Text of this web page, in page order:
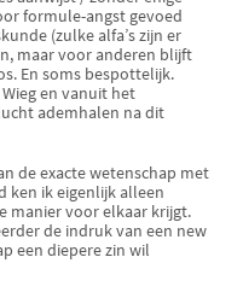
formule-angst gevoed
(zulke alfa’s zijn er
maar voor anderen blijft
En soms bespottelijk.
en vanuit het
ademhalen na dit
de exacte wetenschap met
ken ik eigenlijk alleen
manier voor elkaar krijgt.
de indruk van een new
een diepere zin wil